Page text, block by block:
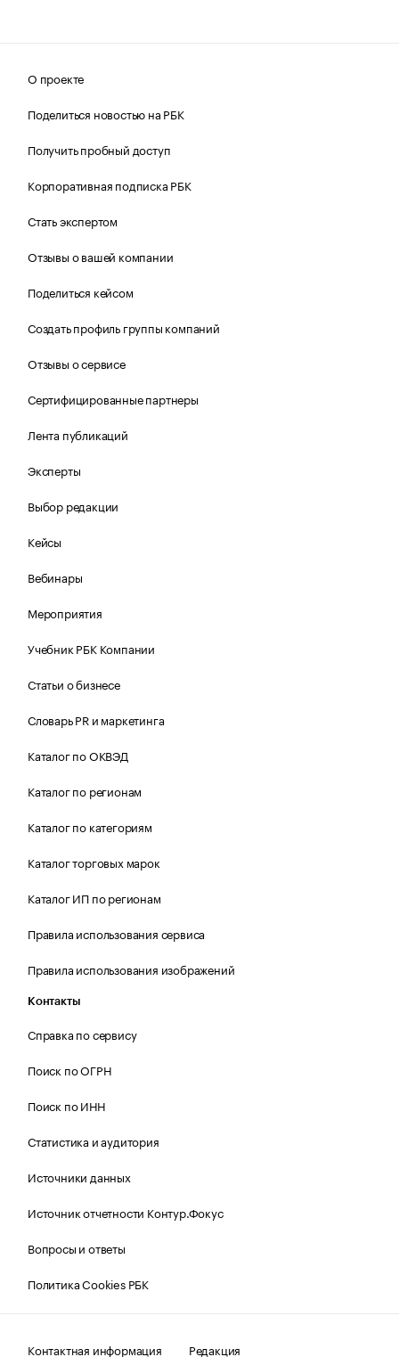
О проекте
Поделиться новостью на РБК
Получить пробный доступ
Корпоративная подписка РБК
Стать экспертом
Отзывы о вашей компании
Поделиться кейсом
Создать профиль группы компаний
Отзывы о сервисе
Сертифицированные партнеры
Лента публикаций
Эксперты
Выбор редакции
Кейсы
Вебинары
Мероприятия
Учебник РБК Компании
Статьи о бизнесе
Словарь PR и маркетинга
Каталог по ОКВЭД
Каталог по регионам
Каталог по категориям
Каталог торговых марок
Каталог ИП по регионам
Правила использования сервиса
Правила использования изображений
Контакты
Справка по сервису
Поиск по ОГРН
Поиск по ИНН
Статистика и аудитория
Источники данных
Источник отчетности Контур.Фокус
Вопросы и ответы
Политика Cookies РБК
Контактная информация Редакция